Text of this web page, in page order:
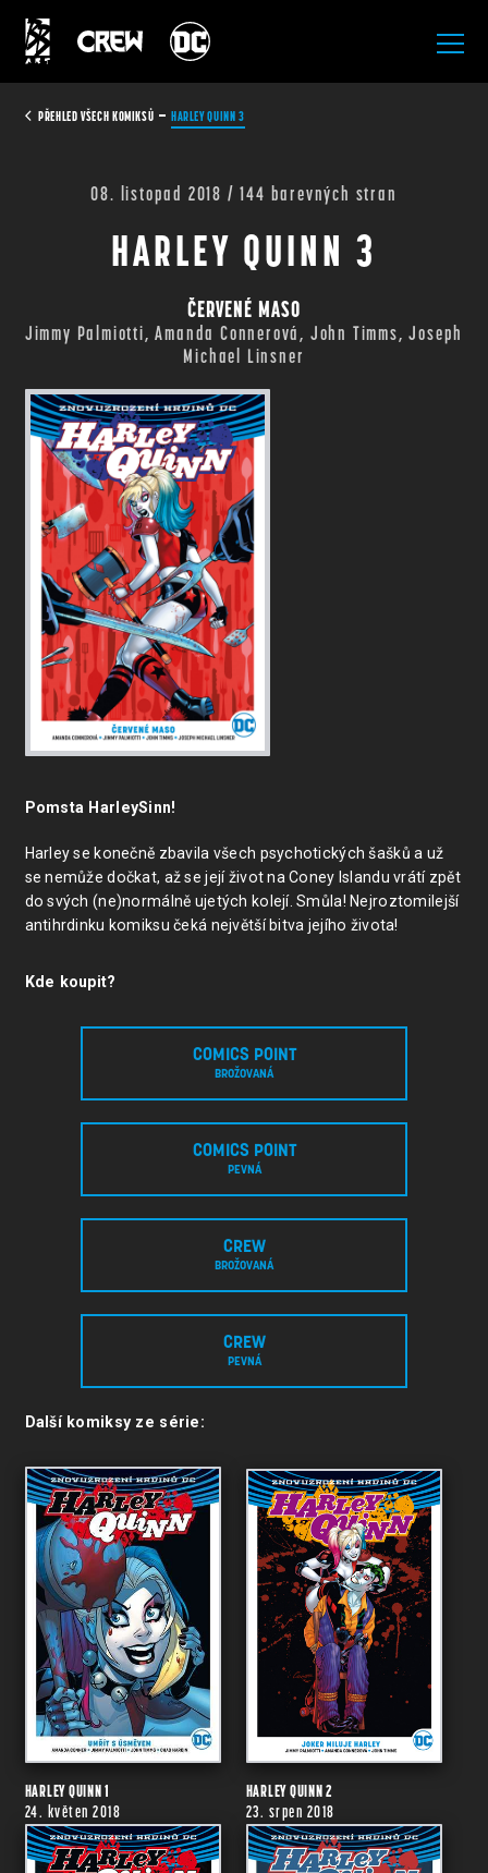
PŘEHLED VŠECH KOMIKSŮ HARLEY QUINN 3
08. listopad 2018 / 144 barevných stran
HARLEY QUINN 3
ČERVENÉ MASO
Jimmy Palmiotti, Amanda Connerová, John Timms, Joseph
Michael Linsner
Pomsta HarleySinn!
Harley se konečně zbavila všech psychotických šašků a už
se nemůže dočkat, až se její život na Coney Islandu vrátí zpět
do svých (ne)normálně ujetých kolejí. Smůla! Nejroztomilejší
antihrdinku komiksu čeká největší bitva jejího života!
Kde koupit?
COMICS POINT
BROŽOVANÁ
COMICS POINT
PEVNÁ
CREW
BROŽOVANÁ
CREW
PEVNÁ
Další komiksy ze série:
HARLEY QUINN 1
24. květen 2018
HARLEY QUINN 2
23. srpen 2018